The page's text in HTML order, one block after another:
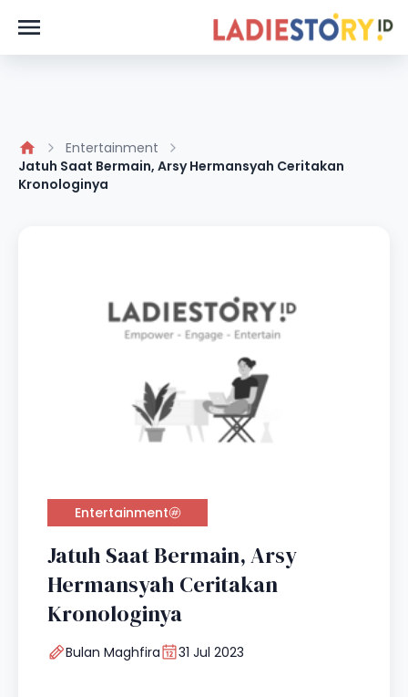
Entertainment
Jatuh Saat Bermain, Arsy Hermansyah Ceritakan
Kronologinya
Entertainment
Jatuh Saat Bermain, Arsy
Hermansyah Ceritakan
Kronologinya
Bulan Maghfira 31 Jul 2023